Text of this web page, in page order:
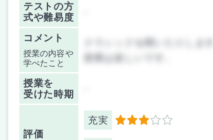
テストの方
式や難易度
コメント
授業の内容や
学べたこと
授業を
受けた時期
評価
充実 3